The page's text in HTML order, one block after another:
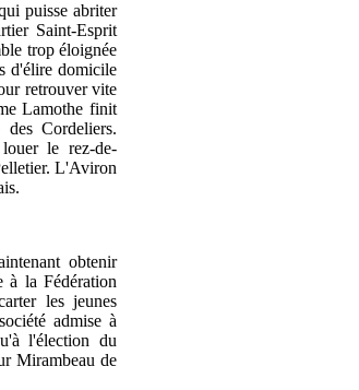
puisse abriter
Saint-Esprit
trop éloignée
d'élire domicile
retrouver vite
Lamothe finit
Cordeliers.
le rez-de-
L'Aviron
obtenir
à la Fédération
les jeunes
admise à
l'élection du
Mirambeau de